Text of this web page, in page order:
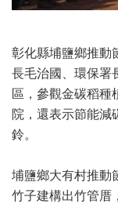
彰化縣埔鹽鄉推動
長毛治國、環保署
區，參觀金碳稻種
院，還表示節能減
鈴。
埔鹽鄉大有村推動
竹子建構出竹管厝